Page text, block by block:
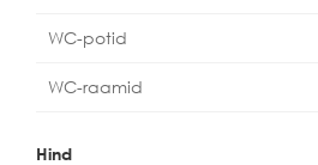
WC-potid
WC-raamid
Hind